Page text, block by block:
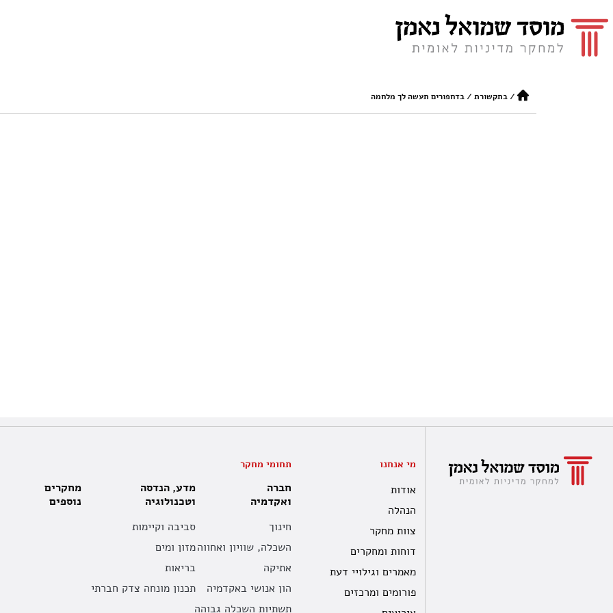
/בתקשורת /בדחפורים תעשה לך מלחמה
מי אנחנו
אודות
הנהלה
צוות מחקר
דוחות ומחקרים
מאמרים וגילויי דעת
פורומים ומרכזים
תחומי מחקר
חברה
ואקדמיה
חינוך
השכלה, שוויון ואחווה
אתיקה
הון אנושי באקדמיה
תשתיות השכלה גבוהה
מדע, הנדסה
וטכנולוגיה
סביבה וקיימות
מזון ומים
בריאות
תכנון מונחה צדק חברתי
מחקרים
נוספים